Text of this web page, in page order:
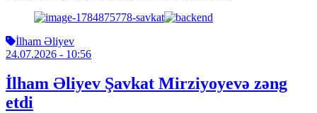
İlham Əliyev
24.07.2026 - 10:56
İlham Əliyev Şavkat Mirziyoyevə zəng
etdi